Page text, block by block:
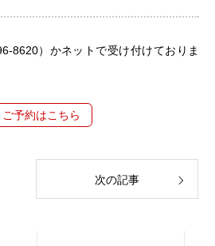
8620）かネットで受け付けておりま
ご予約はこちら
次の記事